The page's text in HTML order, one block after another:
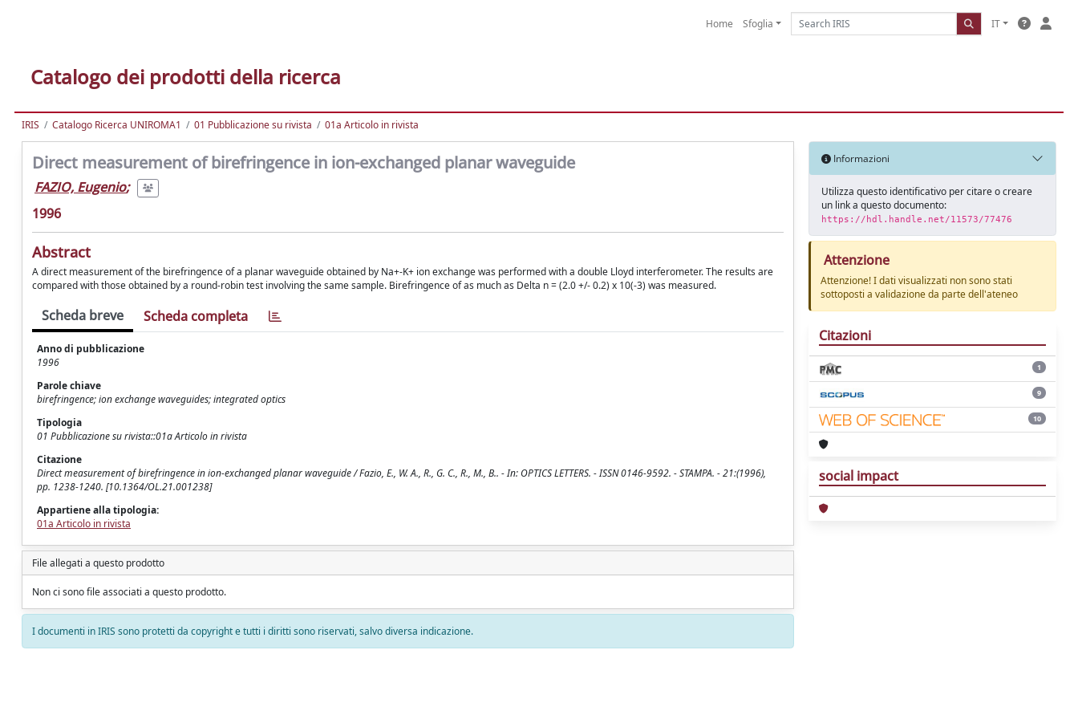
Home Sfoglia IT
Catalogo dei prodotti della ricerca
IRIS Catalogo Ricerca UNIROMA1 01 Pubblicazione su rivista 01a Articolo in rivista
Direct measurement of birefringence in ion-exchanged planar waveguide
FAZIO, Eugenio;
1996
Abstract
A direct measurement of the birefringence of a planar waveguide obtained by Na+-K+ ion exchange was performed with a double Lloyd interferometer. The results are
compared with those obtained by a round-robin test involving the same sample. Birefringence of as much as Delta n = (2.0 +/- 0.2) x 10(-3) was measured.
Scheda breve Scheda completa
Anno di pubblicazione
1996
Parole chiave
birefringence; ion exchange waveguides; integrated optics
Tipologia
01 Pubblicazione su rivista::01a Articolo in rivista
Citazione
Direct measurement of birefringence in ion-exchanged planar waveguide / Fazio, E., W. A., R., G. C., R., M., B.. - In: OPTICS LETTERS. - ISSN 0146-9592. - STAMPA. - 21:(1996),
pp. 1238-1240. [10.1364/OL.21.001238]
Appartiene alla tipologia:
01a Articolo in rivista
File allegati a questo prodotto
Non ci sono file associati a questo prodotto.
I documenti in IRIS sono protetti da copyright e tutti i diritti sono riservati, salvo diversa indicazione.
Informazioni
Utilizza questo identificativo per citare o creare
un link a questo documento:
https://hdl.handle.net/11573/77476
Attenzione
Attenzione! I dati visualizzati non sono stati
sottoposti a validazione da parte dell'ateneo
Citazioni
1
9
10
social impact